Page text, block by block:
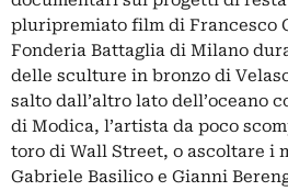
pluripremiato film di Francesco
Fonderia Battaglia di Milano
delle sculture in bronzo di
salto dall’altro lato dell’oceano
di Modica, l’artista da poco
toro di Wall Street, o ascoltare i
Gabriele Basilico e Gianni